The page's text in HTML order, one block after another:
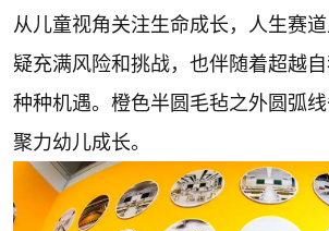
从儿童视角关注生命成长，人生赛道
疑充满风险和挑战，也伴随着超越
种种机遇。橙色半圆毛毡之外圆弧线
聚力幼儿成长。